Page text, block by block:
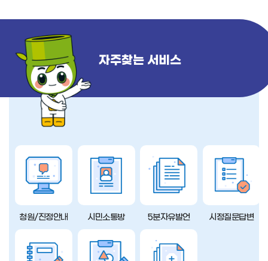
자주찾는 서비스
청원/진정안내 시민소통방 5분자유발언 시정질문답변